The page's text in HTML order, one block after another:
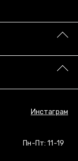
Пн-Пт: 11-19
Инстаграм